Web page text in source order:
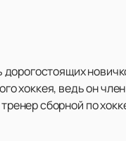
хоккея, ведь он
сборной по